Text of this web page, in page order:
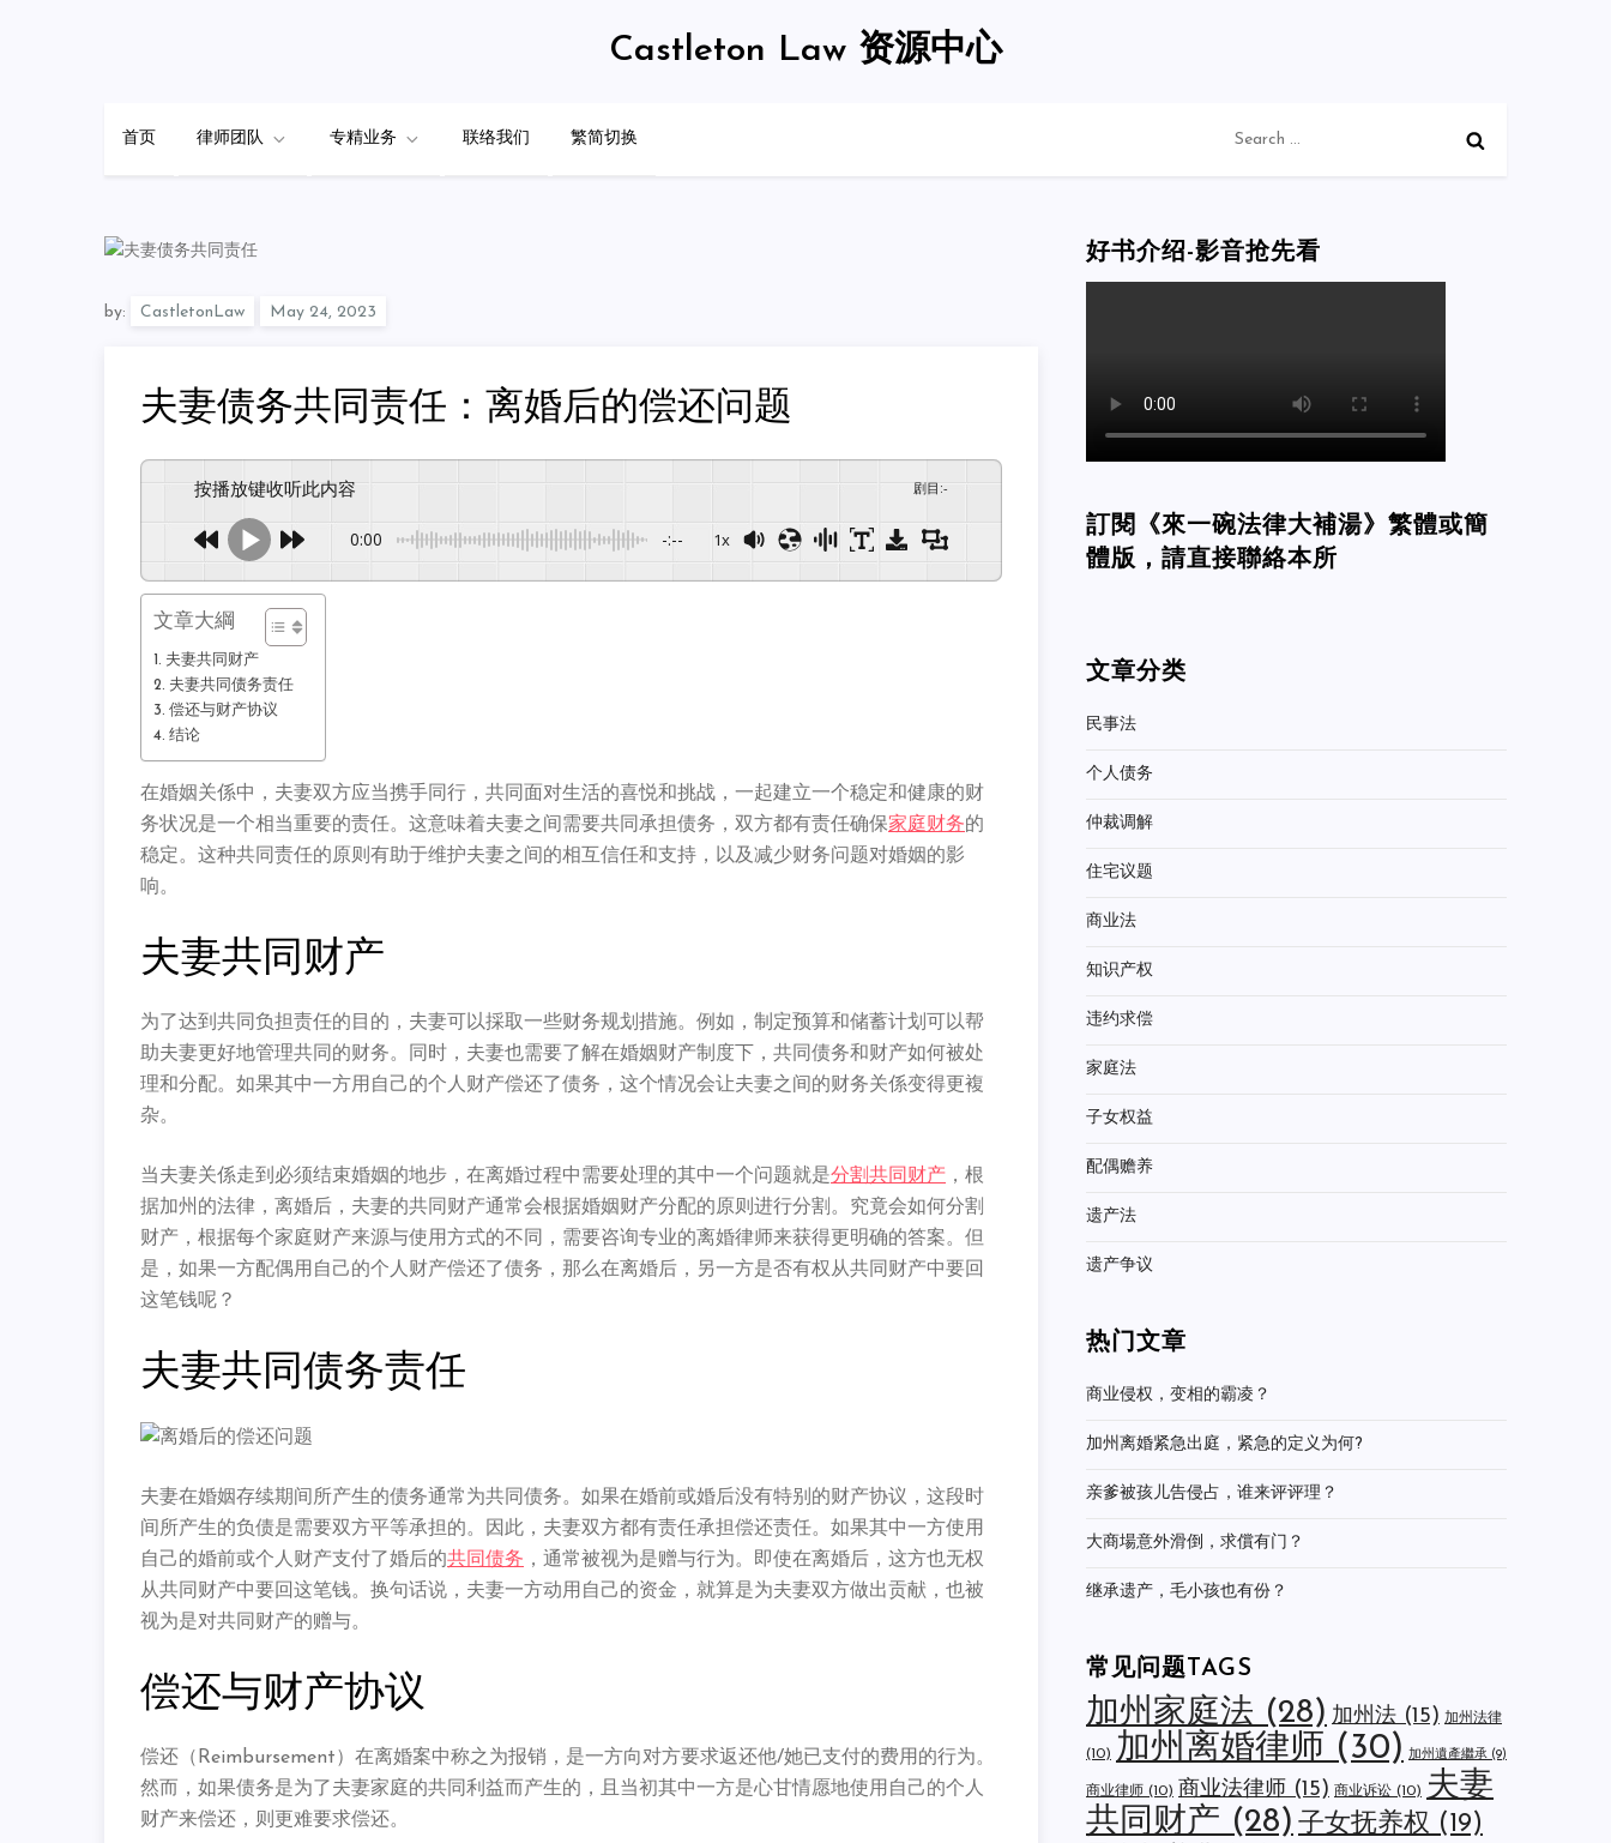
Castleton Law 资源中心
首页 律师团队 专精业务 联络我们 繁简切换
for:
by: CastletonLaw
夫妻债务共同责任：离婚后的偿还问题
按播放键收听此内容 剧目 :-
0:00 -:-- 1x
文章大綱
夫妻共同财产
夫妻共同债务责任
偿还与财产协议
结论
在婚姻关係中，夫妻双方应当携手同行，共同面对生活的喜悦和挑战，一起建立一个稳定和健康的财
务状况是一个相当重要的责任。这意味着夫妻之间需要共同承担债务，双方都有责任确保家庭财务的
稳定。这种共同责任的原则有助于维护夫妻之间的相互信任和支持，以及减少财务问题对婚姻的影
响。
夫妻共同财产
为了达到共同负担责任的目的，夫妻可以採取一些财务规划措施。例如，制定预算和储蓄计划可以帮
助夫妻更好地管理共同的财务。同时，夫妻也需要了解在婚姻财产制度下，共同债务和财产如何被处
理和分配。如果其中一方用自己的个人财产偿还了债务，这个情况会让夫妻之间的财务关係变得更複
杂。
当夫妻关係走到必须结束婚姻的地步，在离婚过程中需要处理的其中一个问题就是分割共同财产 ，根
据加州的法律，离婚后，夫妻的共同财产通常会根据婚姻财产分配的原则进行分割。究竟会如何分割
财产，根据每个家庭财产来源与使用方式的不同，需要咨询专业的离婚律师来获得更明确的答案。但
是，如果一方配偶用自己的个人财产偿还了债务，那么在离婚后，另一方是否有权从共同财产中要回
这笔钱呢？
夫妻共同债务责任
夫妻在婚姻存续期间所产生的债务通常为共同债务。如果在婚前或婚后没有特别的财产协议，这段时
间所产生的负债是需要双方平等承担的。因此，夫妻双方都有责任承担偿还责任。如果其中一方使用
自己的婚前或个人财产支付了婚后的共同债务 ，通常被视为是赠与行为。即使在离婚后，这方也无权
从共同财产中要回这笔钱。换句话说，夫妻一方动用自己的资金，就算是为夫妻双方做出贡献，也被
视为是对共同财产的赠与。
偿还与财产协议
偿还（Reimbursement）在离婚案中称之为报销，是一方向对方要求返还他/她已支付的费用的行为。
然而，如果债务是为了夫妻家庭的共同利益而产生的，且当初其中一方是心甘情愿地使用自己的个人
财产来偿还，则更难要求偿还。
好书介绍-影音抢先看
訂閱《來一碗法律大補湯》繁體或簡
體版，請直接聯絡本所
文章分类
民事法
个人债务
仲裁调解
住宅议题
商业法
知识产权
违约求偿
家庭法
子女权益
配偶赡养
遗产法
遗产争议
热门文章
商业侵权，变相的霸凌？
加州离婚紧急出庭，紧急的定义为何?
亲爹被孩儿告侵占，谁来评评理？
大商場意外滑倒，求償有门？
继承遗产，毛小孩也有份？
常见问题TAGS
加州家庭法 (28) 加州法 (15) 加州法律
(10) 加州离婚律师 (30) 加州遺產繼承 (9)
商业律师 (10) 商业法律师 (15) 商业诉讼 (10) 夫妻
共同财产 (28) 子女抚养权 (19)